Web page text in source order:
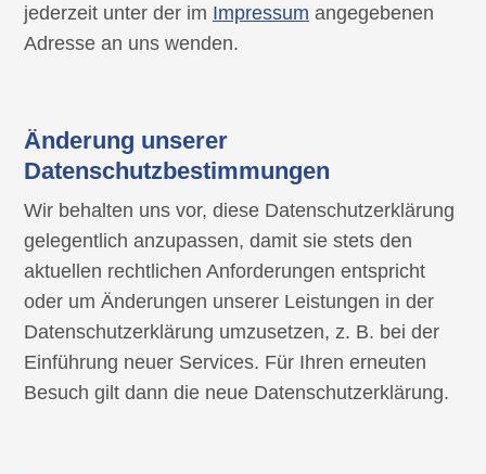
jederzeit unter der im Impressum angegebenen
Adresse an uns wenden.
Änderung unserer
Datenschutzbestimmungen
Wir behalten uns vor, diese Datenschutzerklärung
gelegentlich anzupassen, damit sie stets den
aktuellen rechtlichen Anforderungen entspricht
oder um Änderungen unserer Leistungen in der
Datenschutzerklärung umzusetzen, z. B. bei der
Einführung neuer Services. Für Ihren erneuten
Besuch gilt dann die neue Datenschutzerklärung.